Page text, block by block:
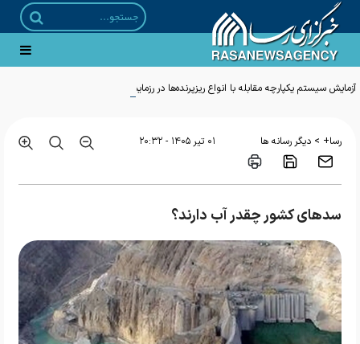
آزمایش سیستم یکپارچه مقابله با انواع ریزپرنده‌ها در رزمایش امنیتی تهاجمی نزاجا
رسا+ > دیگر رسانه ها ۰۱ تير ۱۴۰۵ - ۲۰:۳۲
سدهای کشور چقدر آب دارند؟